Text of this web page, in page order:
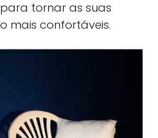
tornar as suas
mais confortáveis.